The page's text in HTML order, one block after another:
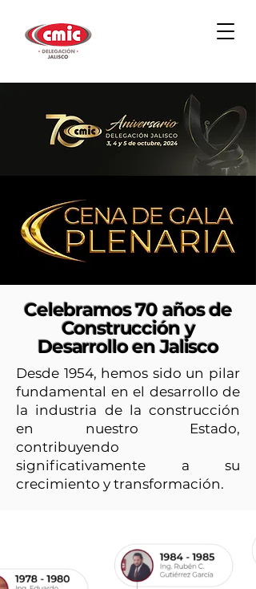
Celebramos 70 años de
Construcción y
Desarrollo en Jalisco
Desde 1954, hemos sido un pilar
fundamental en el desarrollo de
la industria de la construcción
en nuestro Estado,
contribuyendo
significativamente a su
crecimiento y transformación.